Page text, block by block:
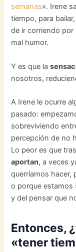
semanas». Irene
tiempo, para
de ir corriendo por
mal humor.
Y es que la
nosotros,
A Irene le ocurre
pasado:
sobreviviendo
percepción de no
Lo peor es que
aportan, a veces
querríamos hacer,
o porque estamos
y del pensar que
Entonces,
«tener